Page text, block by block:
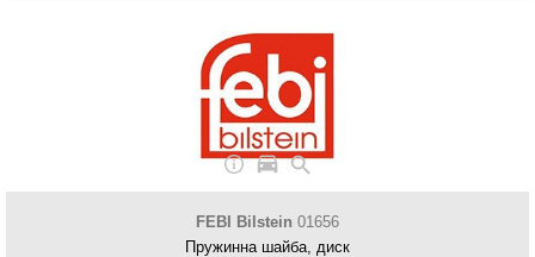
FEBI Bilstein 01656
Пружинна шайба, диск